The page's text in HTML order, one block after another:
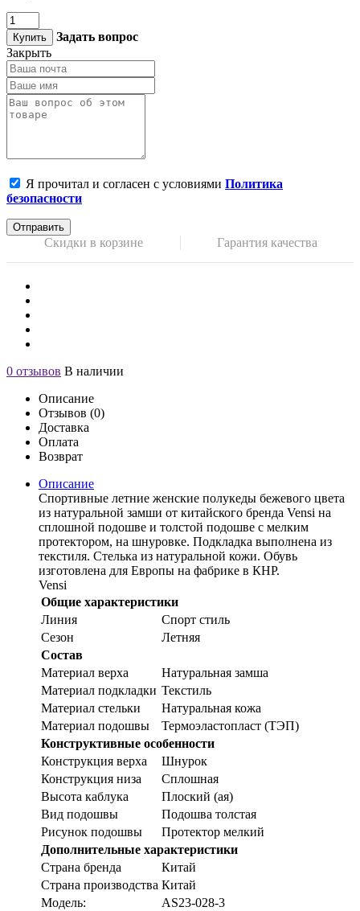
Купить
Задать вопрос
Закрыть
Я прочитал и согласен с условиями Политика
безопасности
Отправить
Скидки в корзине Гарантия качества
0 отзывов В наличии
Описание
Отзывов (0)
Доставка
Оплата
Возврат
Описание
Спортивные летние женские полукеды бежевого цвета
из натуральной замши от китайского бренда Vensi на
сплошной подошве и толстой подошве с мелким
протектором, на шнуровке. Подкладка выполнена из
текстиля. Стелька из натуральной кожи. Обувь
изготовлена для Европы на фабрике в КНР.
Vensi
Общие характеристики
Линия
Спорт стиль
Сезон
Летняя
Состав
Материал верха
Натуральная замша
Материал подкладки Текстиль
Материал стельки
Натуральная кожа
Материал подошвы
Термоэластопласт (ТЭП)
Конструктивные особенности
Конструкция верха
Шнурок
Конструкция низа
Сплошная
Высота каблука
Плоский (ая)
Вид подошвы
Подошва толстая
Рисунок подошвы
Протектор мелкий
Дополнительные характеристики
Страна бренда
Китай
Страна производства Китай
Модель:
AS23-028-3